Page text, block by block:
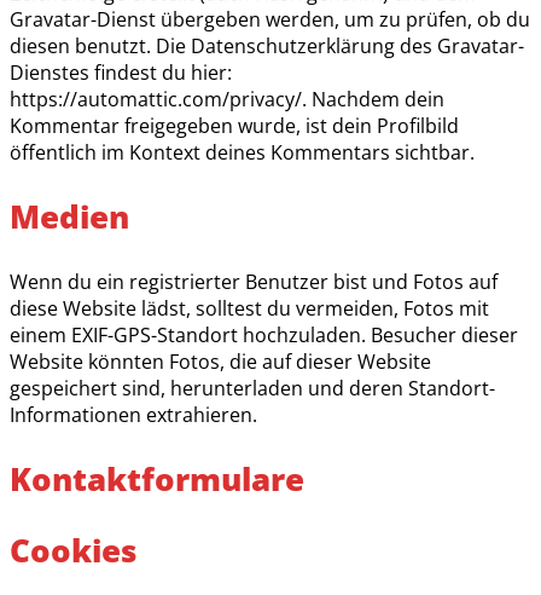
Gravatar-Dienst übergeben werden, um zu prüfen, ob du
diesen benutzt. Die Datenschutzerklärung des Gravatar-
Dienstes findest du hier:
https://automattic.com/privacy/. Nachdem dein
Kommentar freigegeben wurde, ist dein Profilbild
öffentlich im Kontext deines Kommentars sichtbar.
Medien
Wenn du ein registrierter Benutzer bist und Fotos auf
diese Website lädst, solltest du vermeiden, Fotos mit
einem EXIF-GPS-Standort hochzuladen. Besucher dieser
Website könnten Fotos, die auf dieser Website
gespeichert sind, herunterladen und deren Standort-
Informationen extrahieren.
Kontaktformulare
Cookies